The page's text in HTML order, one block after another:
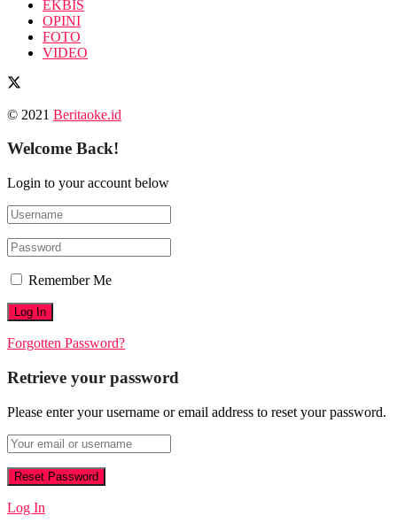
EKBIS
OPINI
FOTO
VIDEO
© 2021 Beritaoke.id
Welcome Back!
Login to your account below
Remember Me
Forgotten Password?
Retrieve your password
Please enter your username or email address to reset your password.
Log In